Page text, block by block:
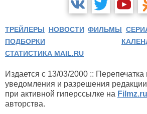
ТРЕЙЛЕРЫ НОВОСТИ ФИЛЬМЫ
ПОДБОРКИ
СТАТИСТИКА MAIL.RU
Издается с 13/03/2000 ::
уведомления и разрешения
при активной гиперссылке на Filmz.ru
авторства.